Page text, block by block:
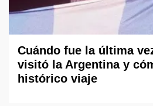
Cuándo fue la última
visitó la Argentina y
histórico viaje